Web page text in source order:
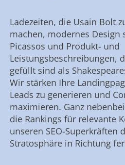
Ladezeiten, die Usain Bolt
machen, modernes Design
Picassos und Produkt- und
Leistungsbeschreibungen,
gefüllt sind als
Wir stärken Ihre
Leads zu generieren und
maximieren. Ganz
die Rankings für relevante
unseren SEO-Superkräften
Stratosphäre in Richtung